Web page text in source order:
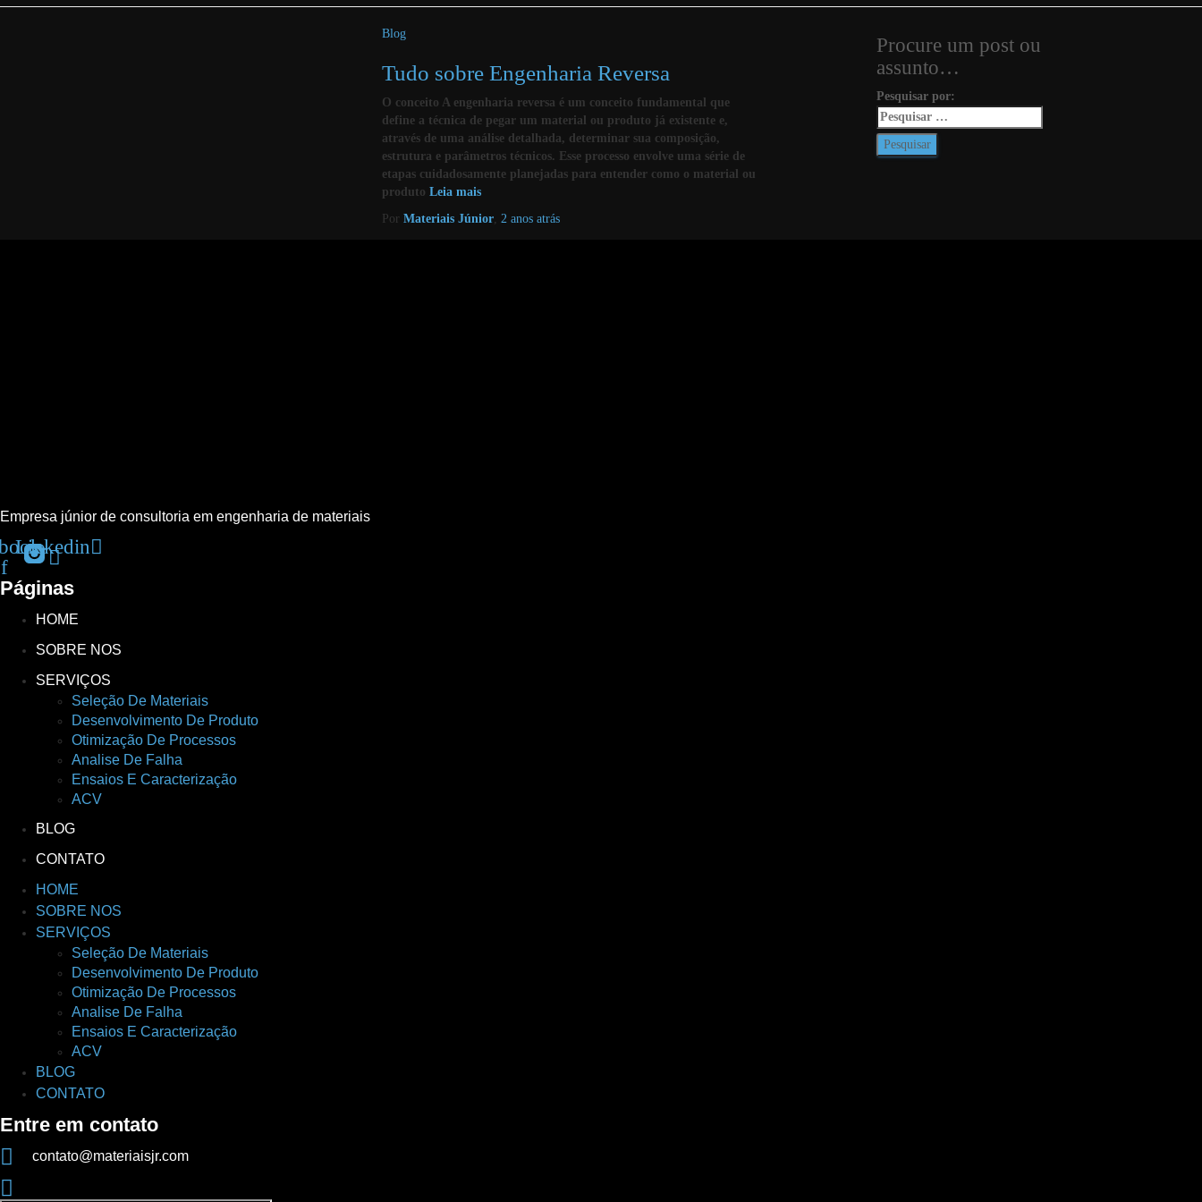
Blog
Tudo sobre Engenharia Reversa
O conceito A engenharia reversa é um conceito fundamental que
define a técnica de pegar um material ou produto já existente e,
através de uma análise detalhada, determinar sua composição,
estrutura e parâmetros técnicos. Esse processo envolve uma série de
etapas cuidadosamente planejadas para entender como o material ou
produto Leia mais
Por Materiais Júnior, 2 anos atrás
Procure um post ou
assunto…
Pesquisar por:
Empresa júnior de consultoria em engenharia de materiais
f
Linkedin
Páginas
HOME
SOBRE NOS
SERVIÇOS
Seleção De Materiais
Desenvolvimento De Produto
Otimização De Processos
Analise De Falha
Ensaios E Caracterização
ACV
BLOG
CONTATO
HOME
SOBRE NOS
SERVIÇOS
Seleção De Materiais
Desenvolvimento De Produto
Otimização De Processos
Analise De Falha
Ensaios E Caracterização
ACV
BLOG
CONTATO
Entre em contato
contato@materiaisjr.com